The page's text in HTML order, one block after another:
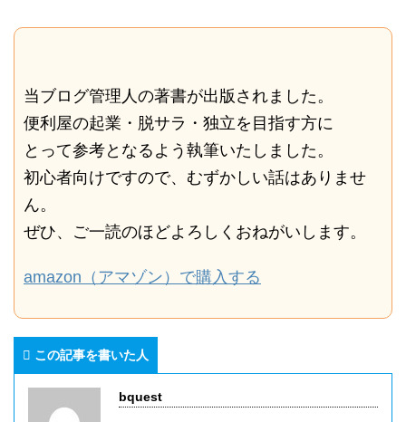
当ブログ管理人の著書が出版されました。
便利屋の起業・脱サラ・独立を目指す方に
とって参考となるよう執筆いたしました。
初心者向けですので、むずかしい話はありませ
ん。
ぜひ、ご一読のほどよろしくおねがいします。
amazon（アマゾン）で購入する
この記事を書いた人
bquest